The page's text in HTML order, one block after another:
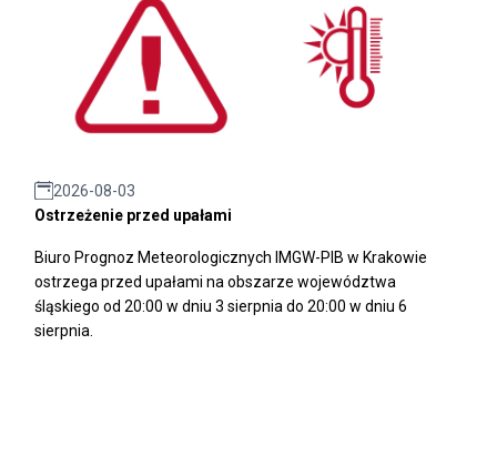
2026-08-03
Ostrzeżenie przed upałami
Biuro Prognoz Meteorologicznych IMGW-PIB w Krakowie
ostrzega przed upałami na obszarze województwa
śląskiego od 20:00 w dniu 3 sierpnia do 20:00 w dniu 6
sierpnia.